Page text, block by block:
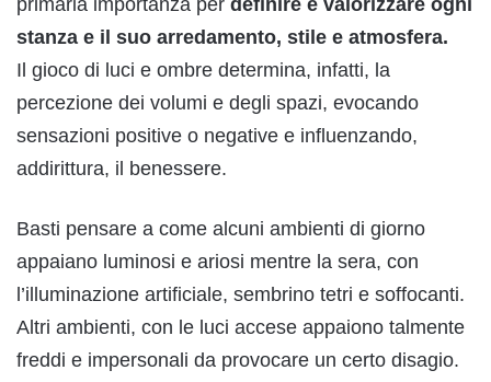
primaria importanza per definire e valorizzare ogni
stanza e il suo arredamento, stile e atmosfera.
Il gioco di luci e ombre determina, infatti, la
percezione dei volumi e degli spazi, evocando
sensazioni positive o negative e influenzando,
addirittura, il benessere.
Basti pensare a come alcuni ambienti di giorno
appaiano luminosi e ariosi mentre la sera, con
l’illuminazione artificiale, sembrino tetri e soffocanti.
Altri ambienti, con le luci accese appaiono talmente
freddi e impersonali da provocare un certo disagio.